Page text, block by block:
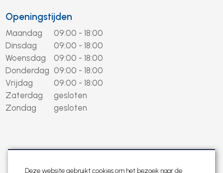
Openingstijden
Maandag
09:00 - 18:00
Dinsdag
09:00 - 18:00
Woensdag
09:00 - 18:00
Donderdag 09:00 - 18:00
Vrijdag
09:00 - 18:00
Zaterdag
gesloten
Zondag
gesloten
Deze website gebruikt cookies om het bezoek naar de